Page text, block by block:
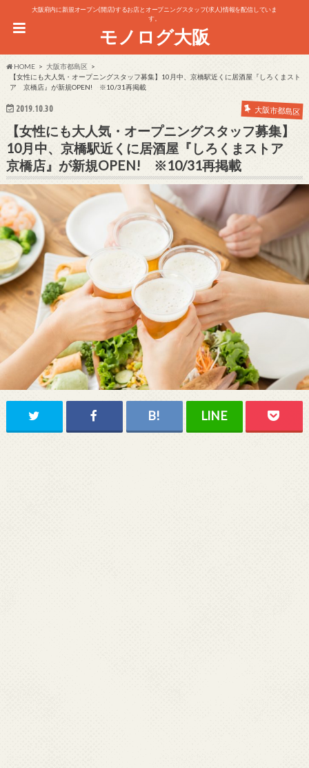
大阪府内に新規オープン(開店)するお店とオープニングスタッフ(求人)情報を配信していま
す。
モノログ大阪
HOME
大阪市都島区
【女性にも大人気・オープニングスタッフ募集】10月中、京橋駅近くに居酒屋『しろくまスト
ア 京橋店』が新規OPEN! ※10/31再掲載
2019.10.30 大阪市都島区
【女性にも大人気・オープニングスタッフ募集】
10月中、京橋駅近くに居酒屋『しろくまストア
京橋店』が新規OPEN! ※10/31再掲載